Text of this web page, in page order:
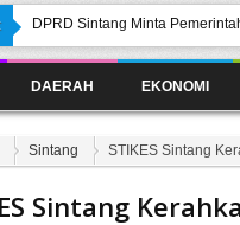
DPRD Sintang Minta
Ketua DPRD Targetkan
Pasokan Gas Melon ke
Kemarau, DPRD Sintang
Bumdesma Lestari
DAERAH EKONOMI
Sintang STIKES Sintang
Sintang